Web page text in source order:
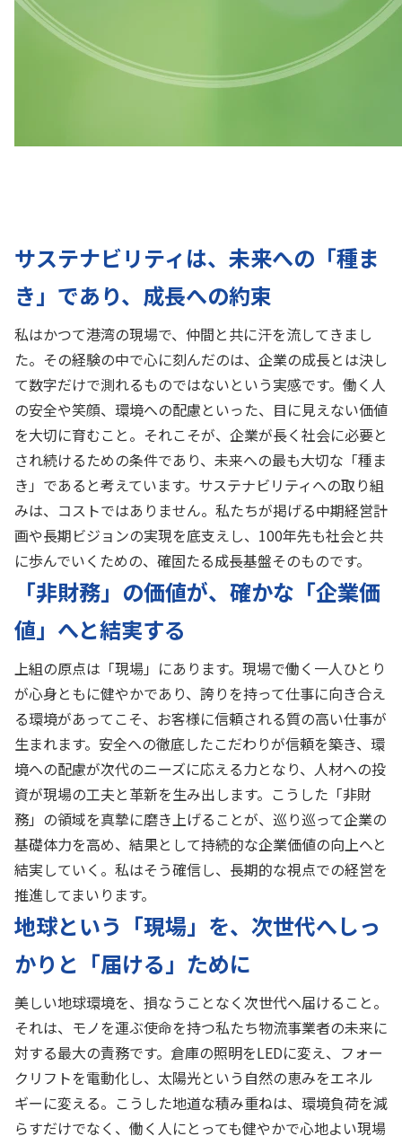
サステナビリティは、未来への「種ま
き」であり、成長への約束
私はかつて港湾の現場で、仲間と共に汗を流してきまし
た。その経験の中で心に刻んだのは、企業の成長とは決し
て数字だけで測れるものではないという実感です。働く人
の安全や笑顔、環境への配慮といった、目に見えない価値
を大切に育むこと。それこそが、企業が長く社会に必要と
され続けるための条件であり、未来への最も大切な「種ま
き」であると考えています。サステナビリティへの取り組
みは、コストではありません。私たちが掲げる中期経営計
画や長期ビジョンの実現を底支えし、100年先も社会と共
に歩んでいくための、確固たる成長基盤そのものです。
「非財務」の価値が、確かな「企業価
値」へと結実する
上組の原点は「現場」にあります。現場で働く一人ひとり
が心身ともに健やかであり、誇りを持って仕事に向き合え
る環境があってこそ、お客様に信頼される質の高い仕事が
生まれます。安全への徹底したこだわりが信頼を築き、環
境への配慮が次代のニーズに応える力となり、人材への投
資が現場の工夫と革新を生み出します。こうした「非財
務」の領域を真摯に磨き上げることが、巡り巡って企業の
基礎体力を高め、結果として持続的な企業価値の向上へと
結実していく。私はそう確信し、長期的な視点での経営を
推進してまいります。
地球という「現場」を、次世代へしっ
かりと「届ける」ために
美しい地球環境を、損なうことなく次世代へ届けること。
それは、モノを運ぶ使命を持つ私たち物流事業者の未来に
対する最大の責務です。倉庫の照明をLEDに変え、フォー
クリフトを電動化し、太陽光という自然の恵みをエネル
ギーに変える。こうした地道な積み重ねは、環境負荷を減
らすだけでなく、働く人にとっても健やかで心地よい現場